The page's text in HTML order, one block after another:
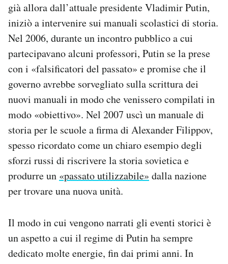
Area Personale
Newsletter
Notifiche mobile
Regala il Post
Hai bisogno di aiuto?
Esci
già allora dall’attuale presidente Vladimir Putin,
iniziò a intervenire sui manuali scolastici di storia.
Nel 2006, durante un incontro pubblico a cui
partecipavano alcuni professori, Putin se la prese
con i «falsificatori del passato» e promise che il
governo avrebbe sorvegliato sulla scrittura dei
nuovi manuali in modo che venissero compilati in
modo «obiettivo». Nel 2007 uscì un manuale di
storia per le scuole a firma di Alexander Filippov,
spesso ricordato come un chiaro esempio degli
sforzi russi di riscrivere la storia sovietica e
produrre un «passato utilizzabile» dalla nazione
per trovare una nuova unità.
Il modo in cui vengono narrati gli eventi storici è
un aspetto a cui il regime di Putin ha sempre
dedicato molte energie, fin dai primi anni. In